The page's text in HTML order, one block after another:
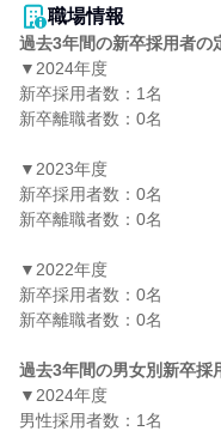
職場情報
過去3年間の新卒採用者の
▼2024年度
新卒採用者数：1名
新卒離職者数：0名
▼2023年度
新卒採用者数：0名
新卒離職者数：0名
▼2022年度
新卒採用者数：0名
新卒離職者数：0名
過去3年間の男女別新卒採
▼2024年度
男性採用者数：1名